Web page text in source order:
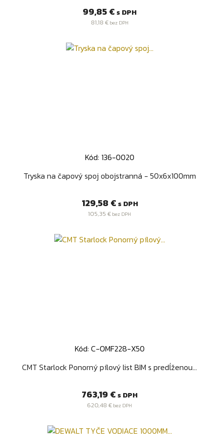
Cena
99,85 € s DPH
81,18 €bez DPH
Kód: 136-0020
Tryska na čapový spoj obojstranná - 50x6x100mm
Cena
129,58 € s DPH
105,35 € bez DPH
Kód: C-OMF228-X50
CMT Starlock Ponorný pílový list BIM s predĺženou...
Cena
763,19 € s DPH
620,48 € bez DPH